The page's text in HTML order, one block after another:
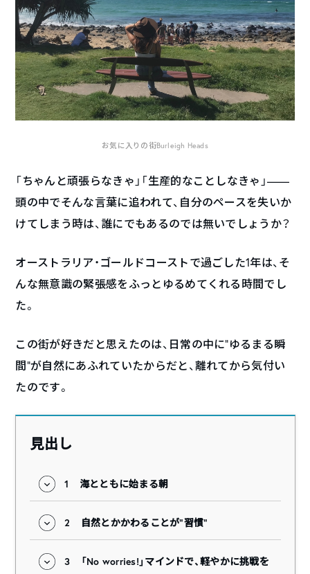
お気に入りの街Burleigh Heads
「ちゃんと頑張らなきゃ」「生産的なことしなきゃ」——
頭の中でそんな言葉に追われて、自分のペースを失いか
けてしまう時は、誰にでもあるのでは無いでしょうか？
オーストラリア・ゴールドコーストで過ごした1年は、そ
んな無意識の緊張感をふっとゆるめてくれる時間でし
た。
この街が好きだと思えたのは、日常の中に“ゆるまる瞬
間”が自然にあふれていたからだと、離れてから気付い
たのです。
見出し
1 海とともに始まる朝
2 自然とかかわることが"習慣"
3 「No worries!」マインドで、軽やかに挑戦を